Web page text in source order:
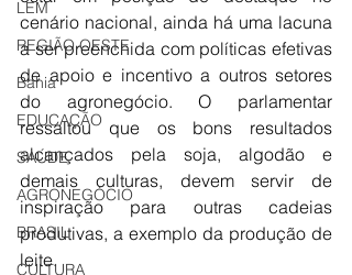
LEM
REGIÃO OESTE
Bahia
EDUCAÇÃO
SAÚDE
AGRONEGÓCIO
BRASIL
CULTURA
cenário nacional, ainda há uma lacuna
a ser preenchida com políticas efetivas
de apoio e incentivo a outros setores
do agronegócio. O parlamentar
ressaltou que os bons resultados
alcançados pela soja, algodão e
demais culturas, devem servir de
inspiração para outras cadeias
produtivas, a exemplo da produção de
leite.